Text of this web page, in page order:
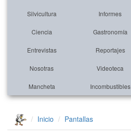
Silvicultura Informes
Ciencia Gastronomía
Entrevistas Reportajes
Nosotras Videoteca
Mancheta Incombustibles
Inicio Pantallas